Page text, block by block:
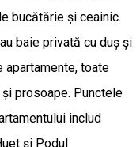
bucătărie și ceainic.
baie privată cu duș și
apartamente, toate
prosoape. Punctele
includ
și Podul